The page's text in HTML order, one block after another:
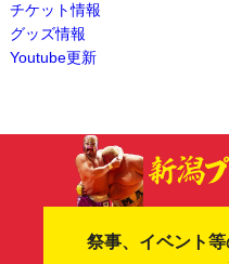
チケット情報
グッズ情報
Youtube更新
祭事、イベント